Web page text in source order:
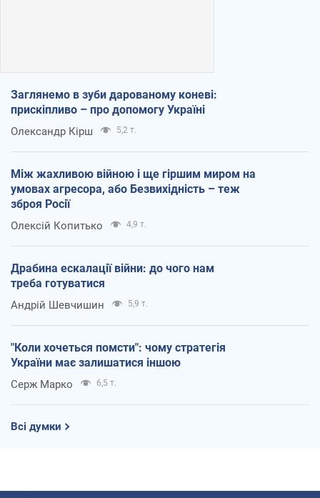
Заглянемо в зуби дарованому коневі:
прискіпливо – про допомогу Україні
Олександр Кірш 5,2 т.
Між жахливою війною і ще гіршим миром на
умовах агресора, або Безвихідність – теж
зброя Росії
Олексій Копитько 4,9 т.
Драбина ескалації війни: до чого нам
треба готуватися
Андрій Шевчишин 5,9 т.
"Коли хочеться помсти": чому стратегія
України має залишатися іншою
Серж Марко 6,5 т.
Всі думки